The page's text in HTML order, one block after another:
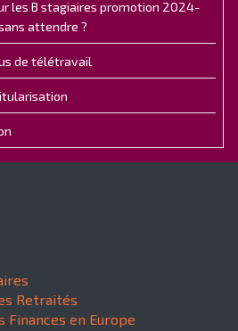
les B stagiaires promotion 2024-
attendre ?
de télétravail
Retraités
Finances en Europe